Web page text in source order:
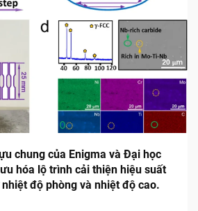
chung của Enigma và Đại học
hóa lộ trình cải thiện hiệu suất
độ phòng và nhiệt độ cao.